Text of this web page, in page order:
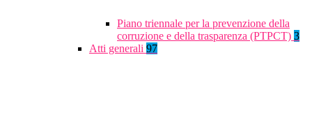
Piano triennale per la prevenzione della
corruzione e della trasparenza (PTPCT) 3
Atti generali 97